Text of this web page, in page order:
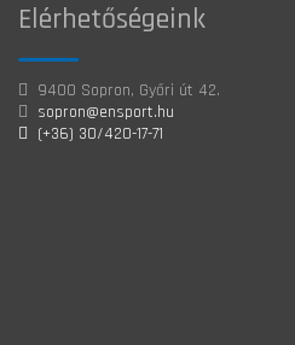
Elérhetőségeink
9400 Sopron, Győri út 42.
sopron@ensport.hu
(+36) 30/420-17-71